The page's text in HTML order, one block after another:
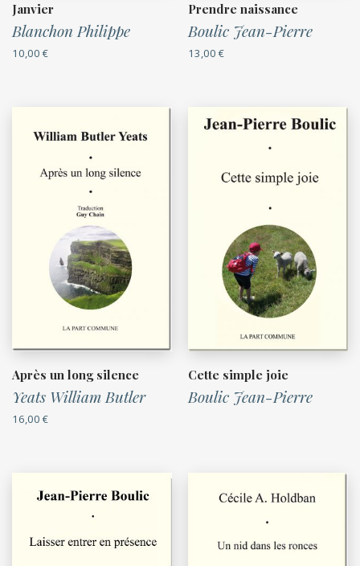
Janvier
Blanchon Philippe
10,00 €
Prendre naissance
Boulic Jean-Pierre
13,00 €
Après un long silence
Yeats William Butler
16,00 €
Cette simple joie
Boulic Jean-Pierre